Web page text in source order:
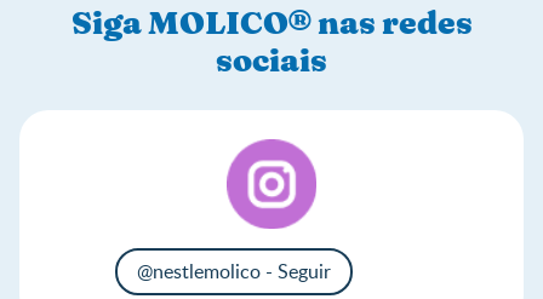
Siga MOLICO® nas redes
sociais
@nestlemolico - Seguir